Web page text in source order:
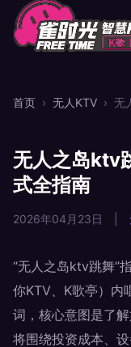
首页 › 无人KTV › 无
无人之岛ktv
式全指南
2026年04月23日
“无人之岛ktv跳舞”
你KTV、K歌亭）内
词，核心意图是了
将围绕投资成本、